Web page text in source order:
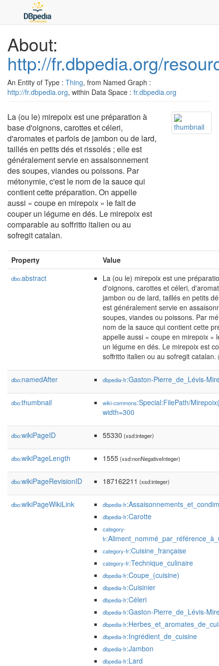
About:
http://fr.dbpedia.org/
An Entity of Type : Thing, from Named Graph :
http://fr.dbpedia.org, within Data Space : fr.dbpedia.org
La (ou le) mirepoix est une préparation à
base d'oignons, carottes et céleri,
d'aromates et parfois de jambon ou de lard,
taillés en petits dés et rissolés ; elle est
généralement servie en assaisonnement
des soupes, viandes ou poissons. Par
métonymie, c'est le nom de la sauce qui
contient cette préparation. On appelle
aussi « coupe en mirepoix » le fait de
couper un légume en dés. Le mirepoix est
comparable au soffritto italien ou au
sofregit catalan.
Property Value
dbo:abstract
La (ou le) mirepoix est une
d'oignons, carottes et céleri,
jambon ou de lard, taillés en petits
est généralement servie en
soupes, viandes ou poissons. Par
nom de la sauce qui contient cette
appelle aussi « coupe en mirepoix »
un légume en dés. Le mirepoix est
soffritto italien ou au sofregit catalan.
dbo:namedAfter dbpedia-fr:Gaston-Pierre_de_Lévis-
dbo:thumbnail wiki-commons:Special:FilePath/
width=300
dbo:wikiPageID 55330 (xsd:integer)
dbo:wikiPageLength 1555(xsd:nonNegativeInteger)
dbo:wikiPageRevisionID 187162211 (xsd:integer)
dbo:wikiPageWikiLink dbpedia-fr
dbpedia-fr:Carotte
category-
fr
category-fr:Cuisine_française
category-fr:Technique_culinaire
dbpedia-fr:Coupe_(cuisine)
dbpedia-fr:Cuisinier
dbpedia-fr:Céleri
dbpedia-fr:Gaston-Pierre_de_Lévis-
dbpedia-fr
dbpedia-fr:Ingrédient_de_cuisine
dbpedia-fr:Jambon
dbpedia-fr:Lard